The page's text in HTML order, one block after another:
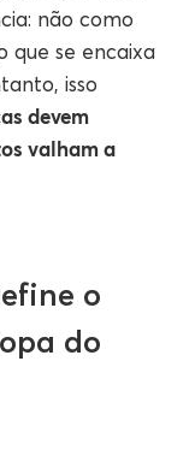
não como
que se encaixa
isso
devem
valham a
o
do